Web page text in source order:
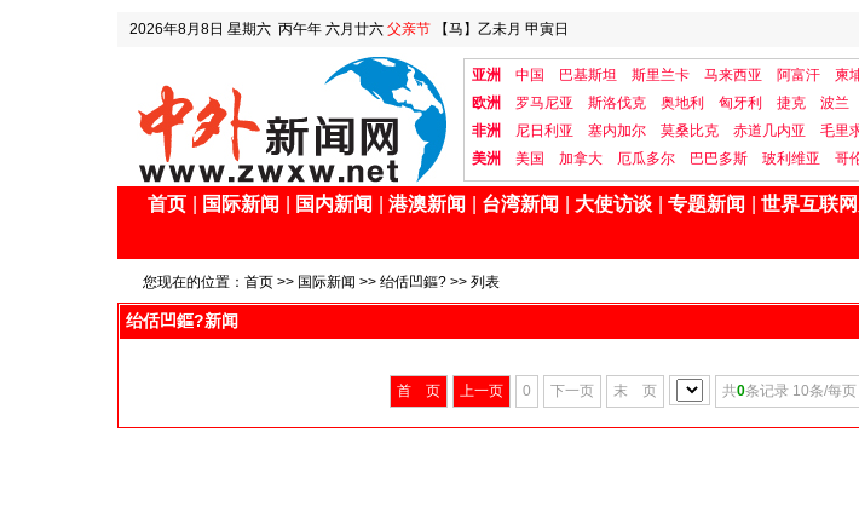
2026年8月8日 星期六 丙午年 六月廿六 父亲节 【马】乙未月 甲寅日
亚洲 中国 巴基斯坦 斯里兰卡 马来西亚 阿富汗 柬
欧洲
罗马尼亚 斯洛伐克 奥地利 匈牙利 捷克 波兰
非洲
尼日利亚 塞内加尔 莫桑比克 赤道几内亚 毛里
美洲
美国 加拿大 厄瓜多尔 巴巴多斯 玻利维亚 哥
首页 国际新闻 国内新闻 港澳新闻 台湾新闻 大使访谈 专题新闻 世界互联
您现在的位置： 首页 >> 国际新闻 >> 绐佸凹鏂? >> 列表
绐佸凹鏂?新闻
首 页 上一页 0 下一页 末 页 共0条记录 10条/每页